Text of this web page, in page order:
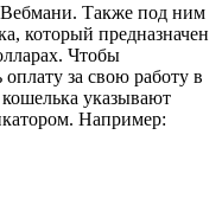
Вебмани. Также под ним
который предназначен
Чтобы
оплату за свою работу в
указывают
Например: